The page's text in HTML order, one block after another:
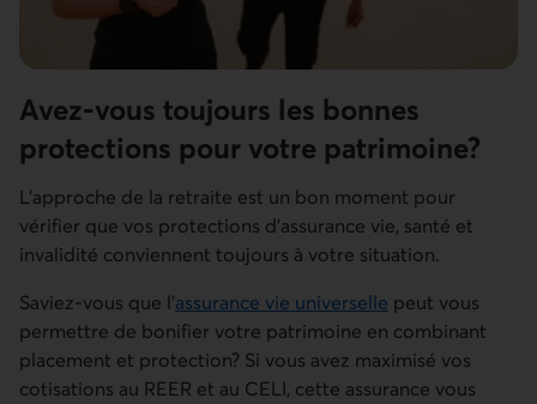
Avez-vous toujours les bonnes
protections pour votre patrimoine?
L’approche de la retraite est un bon moment pour
vérifier que vos protections d’assurance vie, santé et
invalidité conviennent toujours à votre situation.
Saviez-vous que l’assurance vie universelle peut vous
permettre de bonifier votre patrimoine en combinant
placement et protection? Si vous avez maximisé vos
cotisations au REER et au CELI, cette assurance vous